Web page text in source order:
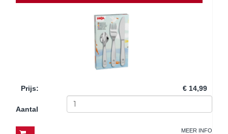
Prijs: € 14,99
Aantal
MEER INFO